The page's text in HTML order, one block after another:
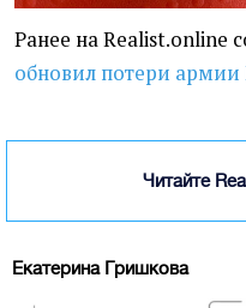
Ранее на Realist.online
обновил потери армии
Читайте
Екатерина Гришкова